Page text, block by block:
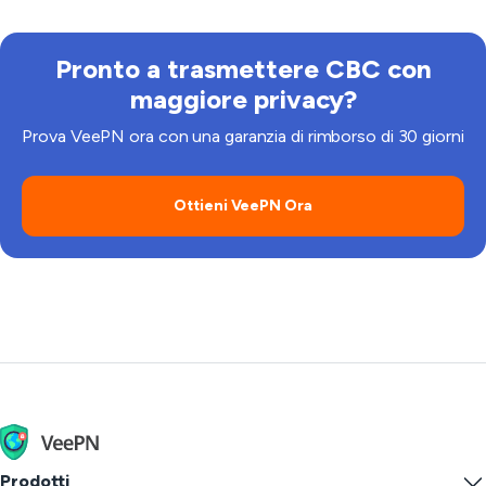
Pronto a trasmettere CBC con
maggiore privacy?
Prova VeePN ora con una garanzia di rimborso di 30 giorni
Ottieni VeePN Ora
Prodotti